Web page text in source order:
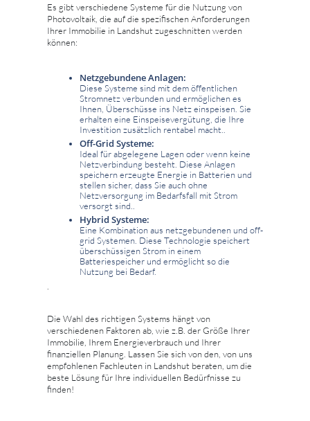
Es gibt verschiedene Systeme für die Nutzung von
Photovoltaik, die auf die spezifischen Anforderungen
Ihrer Immobilie in Landshut zugeschnitten werden
können:
Netzgebundene Anlagen:
Diese Systeme sind mit dem öffentlichen
Stromnetz verbunden und ermöglichen es
Ihnen, Überschüsse ins Netz einspeisen. Sie
erhalten eine Einspeisevergütung, die Ihre
Investition zusätzlich rentabel macht..
Off-Grid Systeme:
Ideal für abgelegene Lagen oder wenn keine
Netzverbindung besteht. Diese Anlagen
speichern erzeugte Energie in Batterien und
stellen sicher, dass Sie auch ohne
Netzversorgung im Bedarfsfall mit Strom
versorgt sind..
Hybrid Systeme:
Eine Kombination aus netzgebundenen und off-
grid Systemen. Diese Technologie speichert
überschüssigen Strom in einem
Batteriespeicher und ermöglicht so die
Nutzung bei Bedarf.
Die Wahl des richtigen Systems hängt von
verschiedenen Faktoren ab, wie z.B. der Größe Ihrer
Immobilie, Ihrem Energieverbrauch und Ihrer
finanziellen Planung. Lassen Sie sich von den, von uns
empfohlenen Fachleuten in Landshut beraten, um die
beste Lösung für Ihre individuellen Bedürfnisse zu
finden!